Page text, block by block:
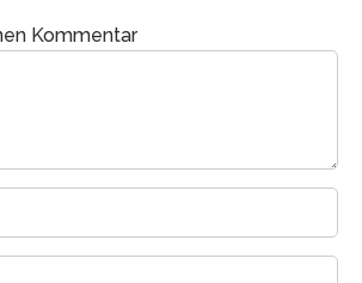
Kommentar